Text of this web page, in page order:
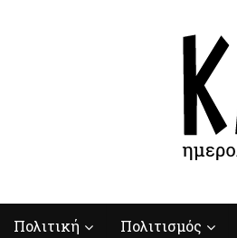
Πολιτική Πολιτισμός